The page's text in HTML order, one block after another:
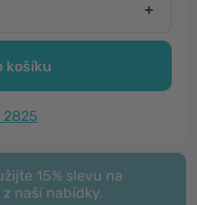
+
košíku
2825
15% slevu na
naší nabídky.